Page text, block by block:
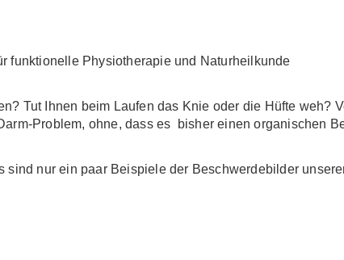
funktionelle Physiotherapie und Naturheilkunde
Tut Ihnen beim Laufen das Knie oder die Hüfte weh?
Problem, ohne, dass es bisher einen organischen
sind nur ein paar Beispiele der Beschwerdebilder